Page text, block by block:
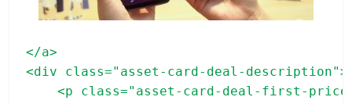
</a>
<div class="asset-card-deal-description">
<p class="asset-card-deal-first-